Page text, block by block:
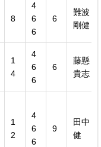
8
4
6
6
6
難波
剛健
1
4
4
6
6
6
藤懸
貴志
1
2
4
6
6
9
田中
健